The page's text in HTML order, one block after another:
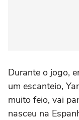
Durante o jogo,
um escanteio,
muito feio, vai
nasceu na